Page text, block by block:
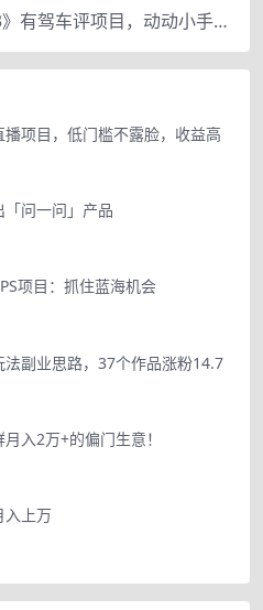
《188个赚钱项目-183》有驾车评项目，动动小手，复制粘贴赚44元！
项目，低门槛不露脸，收益高
问一问」产品
项目：抓住蓝海机会
法副业思路，37个作品涨粉14.7
入2万+的偏门生意！
入上万